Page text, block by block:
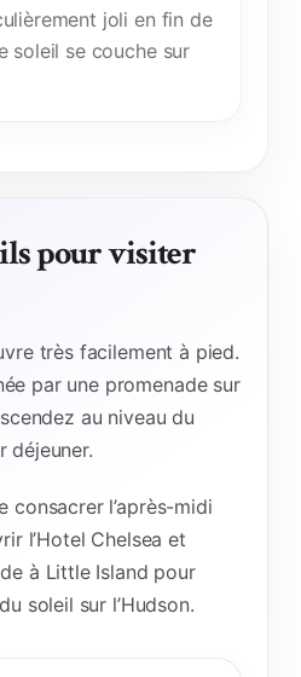
joli en fin de
soleil se couche sur
pour visiter
très facilement à pied.
par une promenade sur
au niveau du
déjeuner.
consacrer l’après-midi
l’Hotel Chelsea et
à Little Island pour
soleil sur l’Hudson.